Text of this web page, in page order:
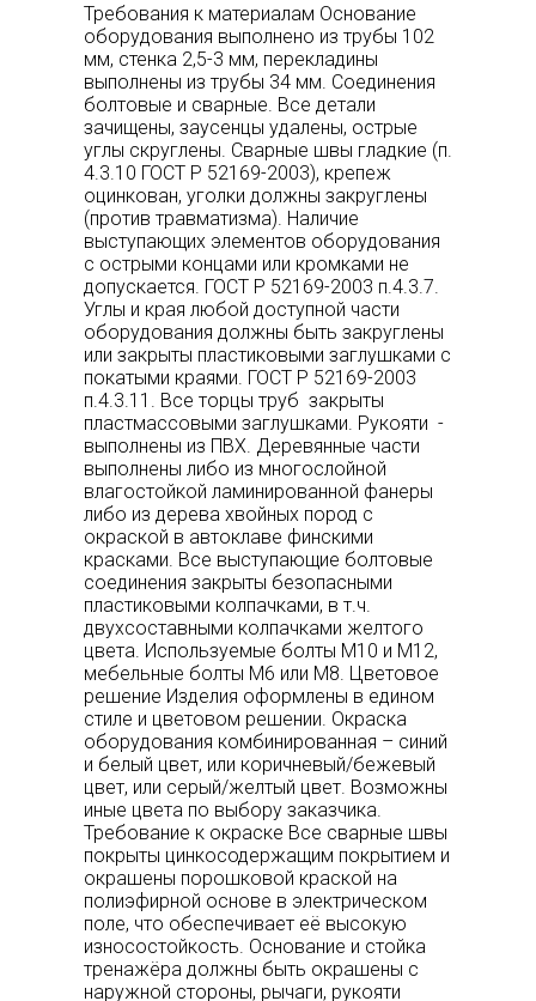
Требования к материалам Основание
оборудования выполнено из трубы 102
мм, стенка 2,5-3 мм, перекладины
выполнены из трубы 34 мм. Соединения
болтовые и сварные. Все детали
зачищены, заусенцы удалены, острые
углы скруглены. Сварные швы гладкие (п.
4.3.10 ГОСТ Р 52169-2003), крепеж
оцинкован, уголки должны закруглены
(против травматизма). Наличие
выступающих элементов оборудования
с острыми концами или кромками не
допускается. ГОСТ Р 52169-2003 п.4.3.7.
Углы и края любой доступной части
оборудования должны быть закруглены
или закрыты пластиковыми заглушками с
покатыми краями. ГОСТ Р 52169-2003
п.4.3.11. Все торцы труб закрыты
пластмассовыми заглушками. Рукояти -
выполнены из ПВХ. Деревянные части
выполнены либо из многослойной
влагостойкой ламинированной фанеры
либо из дерева хвойных пород с
окраской в автоклаве финскими
красками. Все выступающие болтовые
соединения закрыты безопасными
пластиковыми колпачками, в т.ч.
двухсоставными колпачками желтого
цвета. Используемые болты М10 и М12,
мебельные болты М6 или М8. Цветовое
решение Изделия оформлены в едином
стиле и цветовом решении. Окраска
оборудования комбинированная – синий
и белый цвет, или коричневый/бежевый
цвет, или серый/желтый цвет. Возможны
иные цвета по выбору заказчика.
Требование к окраске Все сварные швы
покрыты цинкосодержащим покрытием и
окрашены порошковой краской на
полиэфирной основе в электрическом
поле, что обеспечивает её высокую
износостойкость. Основание и стойка
тренажёра должны быть окрашены с
наружной стороны, рычаги, рукояти